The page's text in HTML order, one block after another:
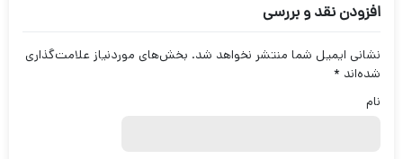
افزودن نقد و بررسی
نشانی ایمیل شما منتشر نخواهد شد. بخش‌های موردنیاز علامت‌گذاری
شده‌اند *
نام